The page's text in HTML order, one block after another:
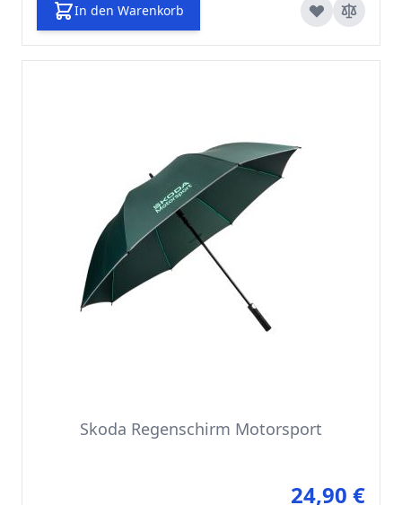
In den Warenkorb
Skoda Regenschirm Motorsport
24,90 €